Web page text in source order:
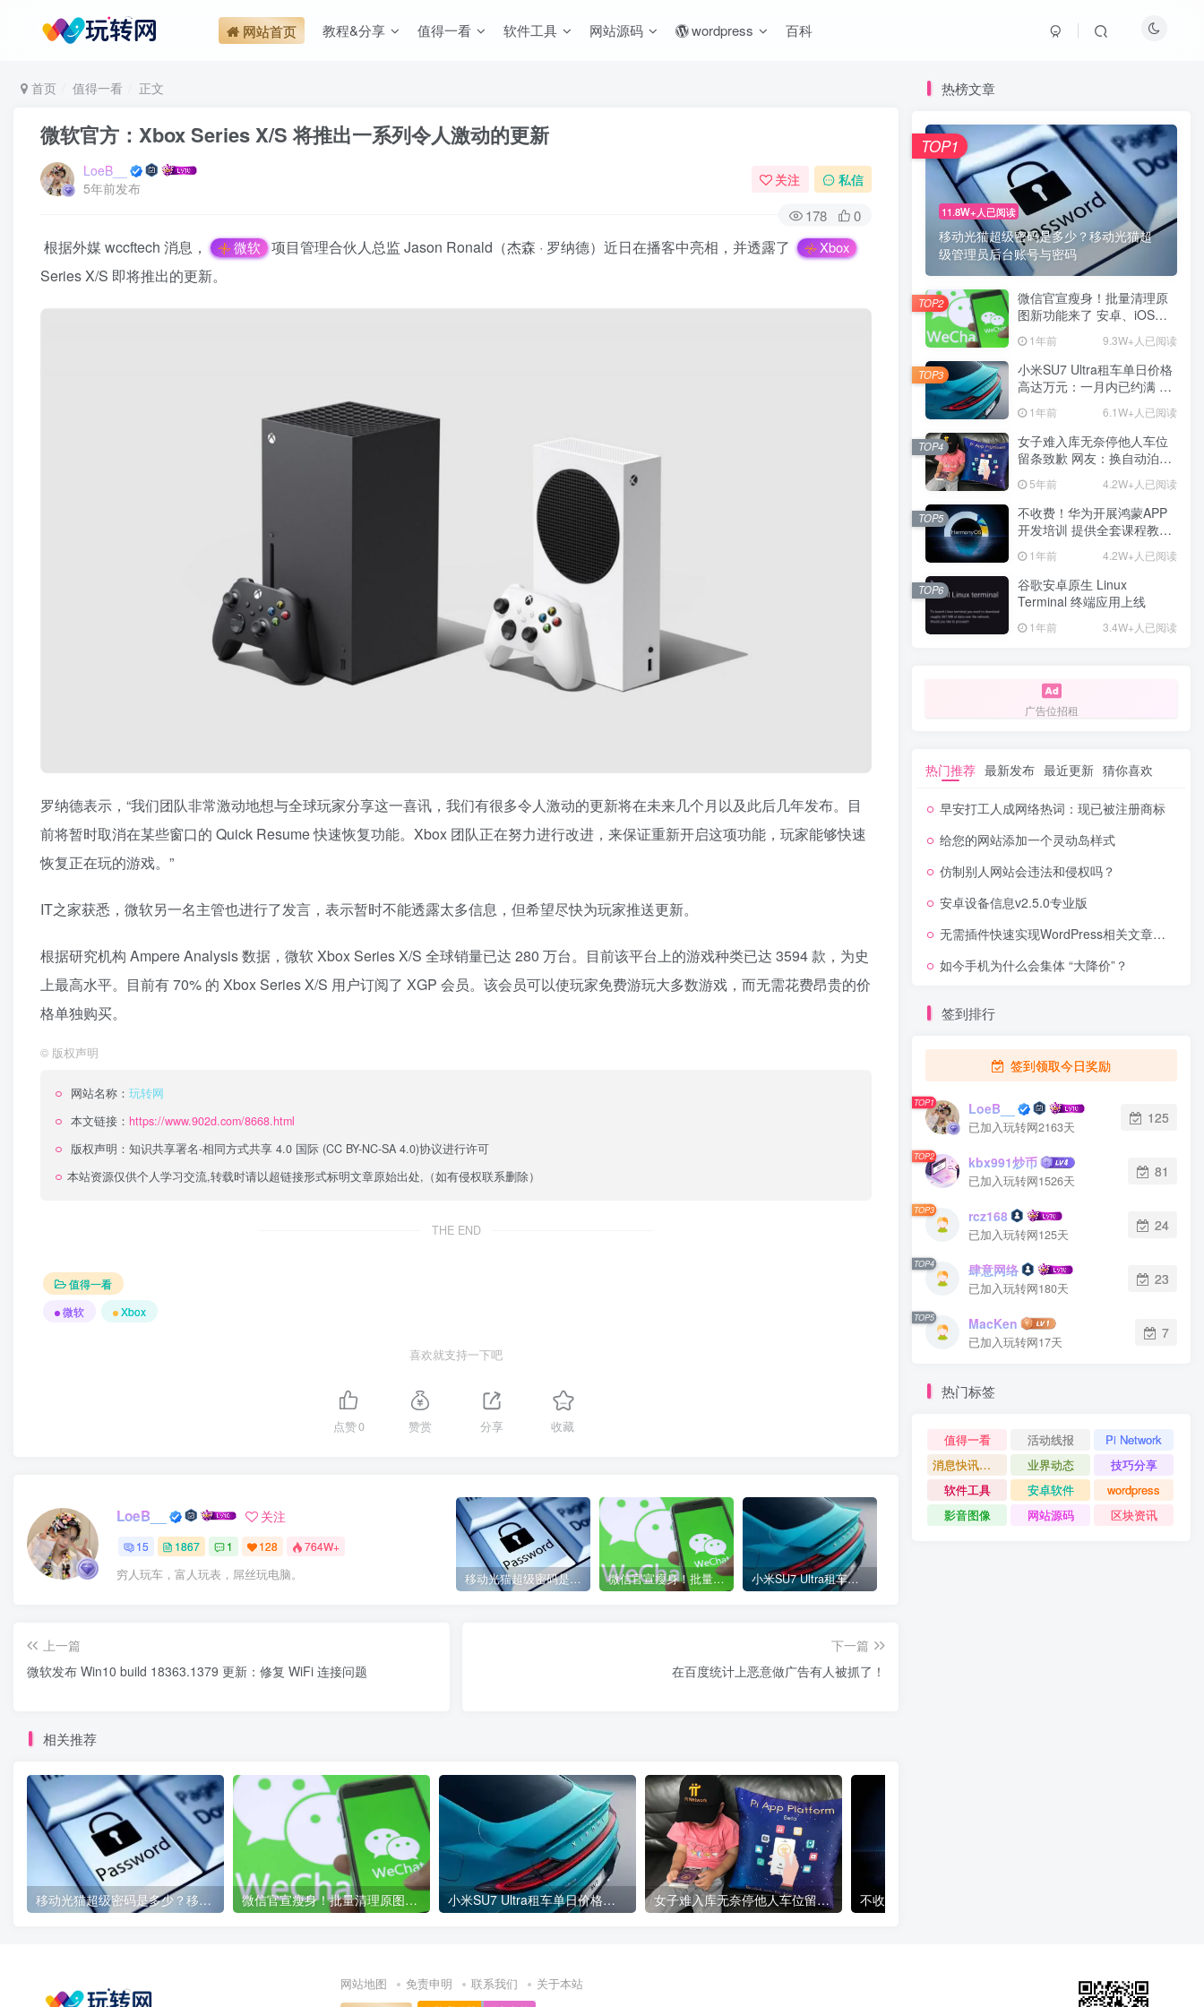
网站首页 教程&分享 值得一看 软件工具 网站源码 wordpress 百科
首页 值得一看 正文
微软官方：Xbox Series X/S 将推出一系列令人激动的更新
LoeB__
5年前发布
关注 私信
178 0
根据外媒 wccftech 消息， 微软 项目管理合伙人总监 Jason Ronald（杰森 · 罗纳德）近日在播客中亮相，并透露了 Xbox
Series X/S 即将推出的更新。
罗纳德表示，“我们团队非常激动地想与全球玩家分享这一喜讯，我们有很多令人激动的更新将在未来几个月以及此后几年发布。目
前将暂时取消在某些窗口的 Quick Resume 快速恢复功能。Xbox 团队正在努力进行改进，来保证重新开启这项功能，玩家能够快速
恢复正在玩的游戏。”
IT之家获悉，微软另一名主管也进行了发言，表示暂时不能透露太多信息，但希望尽快为玩家推送更新。
根据研究机构 Ampere Analysis 数据，微软 Xbox Series X/S 全球销量已达 280 万台。目前该平台上的游戏种类已达 3594 款，为史
上最高水平。 目前有 70% 的 Xbox Series X/S 用户订阅了 XGP 会员。该会员可以使玩家免费游玩大多数游戏，而无需花费昂贵的价
格单独购买。
© 版权声明
网站名称： 玩转网
本文链接： https://www.902d.com/8668.html
版权声明： 知识共享署名-相同方式共享 4.0 国际 (CC BY-NC-SA 4.0)协议进行许可
本站资源仅供个人学习交流,转载时请以超链接形式标明文章原始出处,（如有侵权联系删除）
THE END
值得一看
微软
Xbox
喜欢就支持一下吧
点赞0 赞赏 分享 收藏
LoeB__ 关注
15 1867 1 128 764W+
穷人玩车，富人玩表，屌丝玩电脑。 移动光猫超级密码是多少？移动光猫超级管理员后台账号与密码 微信官宣瘦身！批量清理原图新功能来了 安卓、iOS均可使用 小米SU7 Ultra租车单日价格高达万元：一月内已约满 预计一年回本
上一篇
微软发布 Win10 build 18363.1379 更新：修复 WiFi 连接问题
下一篇
在百度统计上恶意做广告有人被抓了！
相关推荐
移动光猫超级密码是多少？移动光猫超级管理员后台账号与密码 微信官宣瘦身！批量清理原图新功能来了 安卓、iOS均可使用 小米SU7 Ultra租车单日价格高达万元：一月内已约满 预计一年回本 女子难入库无奈停他人车位留条致歉 网友：换自动泊车来
热榜文章
11.8W+人已阅读
移动光猫超级密码是多少？移动光猫超
级管理员后台账号与密码
TOP1
微信官宣瘦身！批量清理原
图新功能来了 安卓、iOS均
1年前 9.3W+人已阅读
TOP2
小米SU7 Ultra租车单日价格
高达万元：一月内已约满 预
1年前 6.1W+人已阅读
TOP3
女子难入库无奈停他人车位
留条致歉 网友：换自动泊车
5年前 4.2W+人已阅读
TOP4
不收费！华为开展鸿蒙APP
开发培训 提供全套课程教学
1年前 4.2W+人已阅读
TOP5
谷歌安卓原生 Linux
Terminal 终端应用上线
1年前 3.4W+人已阅读
TOP6
广告位招租
热门推荐 最新发布 最近更新 猜你喜欢
早安打工人成网络热词：现已被注册商标
给您的网站添加一个灵动岛样式
仿制别人网站会违法和侵权吗？
安卓设备信息v2.5.0专业版
无需插件快速实现WordPress相关文章调用方法
如今手机为什么会集体 “大降价”？
签到排行
签到领取今日奖励
TOP1 LoeB__
已加入玩转网2163天
125
TOP2 kbx991炒币
已加入玩转网1526天
81
TOP3 rcz168
已加入玩转网125天
24
TOP4 肆意网络
已加入玩转网180天
23
TOP5 MacKen
已加入玩转网17天
7
热门标签
值得一看 活动线报
Pi Network
消息快讯查看更多 》》
业界动态
技巧分享
软件工具
安卓软件
wordpress
影音图像
网站源码 区块资讯
网站地图 免责申明 联系我们 关于本站